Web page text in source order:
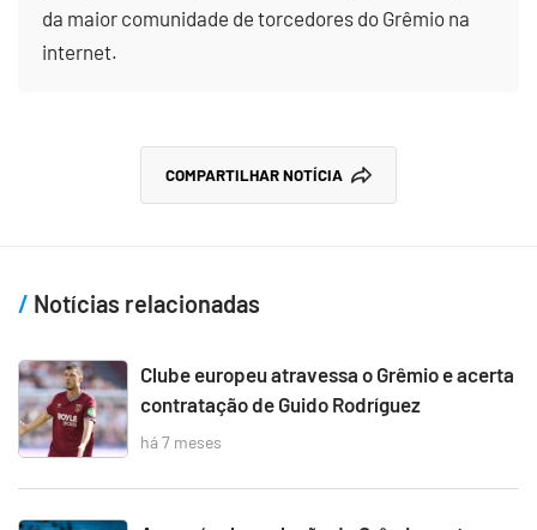
da maior comunidade de torcedores do Grêmio na
internet.
COMPARTILHAR NOTÍCIA
Notícias relacionadas
Clube europeu atravessa o Grêmio e acerta
contratação de Guido Rodríguez
há 7 meses